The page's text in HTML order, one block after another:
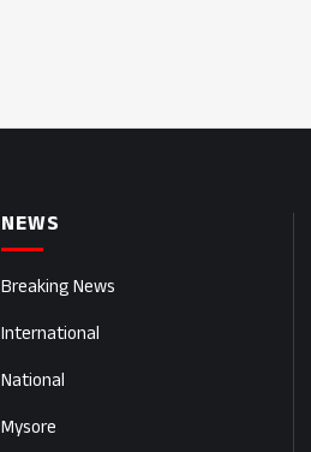
NEWS
Breaking News
International
National
Mysore